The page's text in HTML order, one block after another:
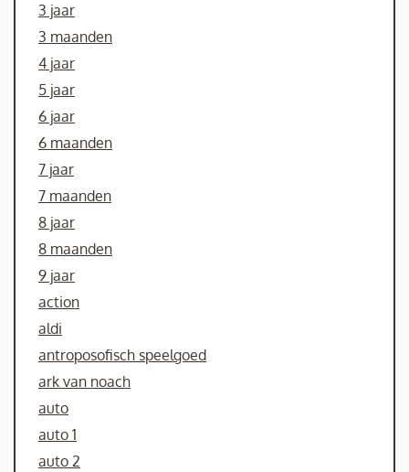
3 jaar
3 maanden
4 jaar
5 jaar
6 jaar
6 maanden
7 jaar
7 maanden
8 jaar
8 maanden
9 jaar
action
aldi
antroposofisch speelgoed
ark van noach
auto
auto 1
auto 2